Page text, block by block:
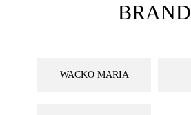
BRAND
WACKO MARIA